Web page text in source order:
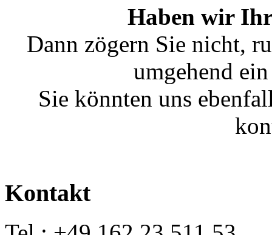
Haben wir Ihr
Dann zögern Sie nicht,
umgehend
Sie könnten uns
Kontakt